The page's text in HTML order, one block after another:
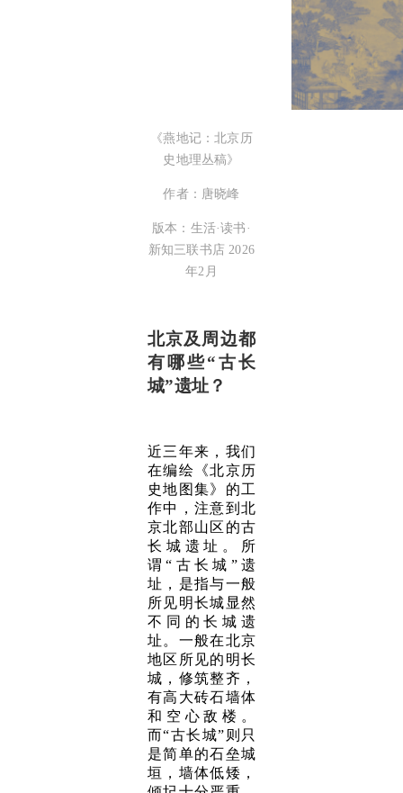
《燕地记：北京历
史地理丛稿》
作者：唐晓峰
版本：生活·读书·
新知三联书店 2026
年2月
北京及周边都
有哪些“古长
城”遗址？
近三年来，我们
在编绘《北京历
史地图集》的工
作中，注意到北
京北部山区的古
长城遗址。所
谓“古长城”遗
址，是指与一般
所见明长城显然
不同的长城遗
址。一般在北京
地区所见的明长
城，修筑整齐，
有高大砖石墙体
和空心敌楼。
而“古长城”则只
是简单的石垒城
垣，墙体低矮，